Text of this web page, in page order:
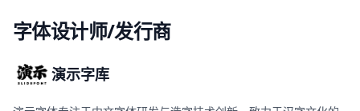
字体设计师/发行商
演示字库